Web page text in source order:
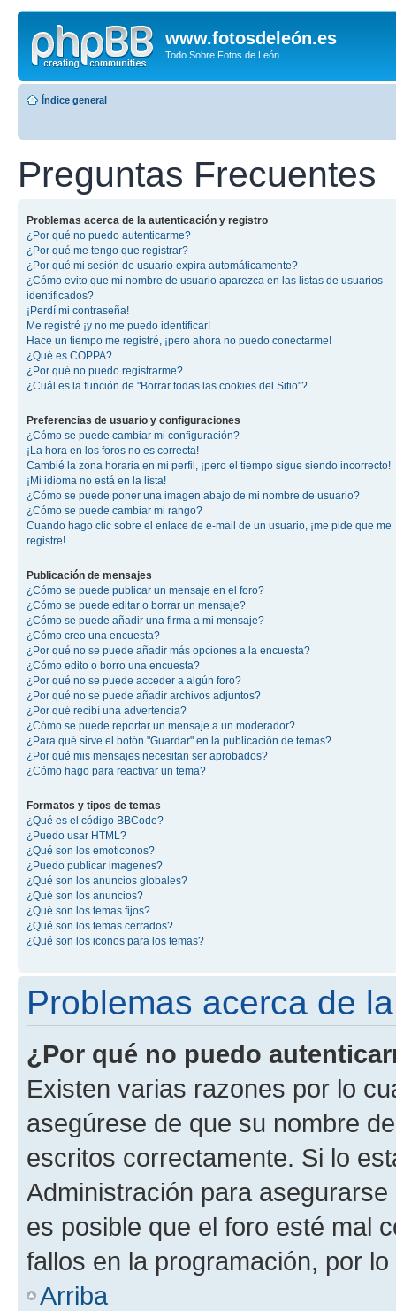
www.fotosdeleón.es
Todo Sobre Fotos de León
Índice general
Preguntas Frecuentes
Problemas acerca de la autenticación y registro
¿Por qué no puedo autenticarme?
¿Por qué me tengo que registrar?
¿Por qué mi sesión de usuario expira automáticamente?
¿Cómo evito que mi nombre de usuario aparezca en las listas de usuarios
identificados?
¡Perdí mi contraseña!
Me registré ¡y no me puedo identificar!
Hace un tiempo me registré, ¡pero ahora no puedo conectarme!
¿Qué es COPPA?
¿Por qué no puedo registrarme?
¿Cuál es la función de "Borrar todas las cookies del Sitio"?
Preferencias de usuario y configuraciones
¿Cómo se puede cambiar mi configuración?
¡La hora en los foros no es correcta!
Cambié la zona horaria en mi perfil, ¡pero el tiempo sigue siendo incorrecto!
¡Mi idioma no está en la lista!
¿Cómo se puede poner una imagen abajo de mi nombre de usuario?
¿Cómo se puede cambiar mi rango?
Cuando hago clic sobre el enlace de e-mail de un usuario, ¡me pide que me
registre!
Publicación de mensajes
¿Cómo se puede publicar un mensaje en el foro?
¿Cómo se puede editar o borrar un mensaje?
¿Cómo se puede añadir una firma a mi mensaje?
¿Cómo creo una encuesta?
¿Por qué no se puede añadir más opciones a la encuesta?
¿Cómo edito o borro una encuesta?
¿Por qué no se puede acceder a algún foro?
¿Por qué no se puede añadir archivos adjuntos?
¿Por qué recibí una advertencia?
¿Cómo se puede reportar un mensaje a un moderador?
¿Para qué sirve el botón "Guardar" en la publicación de temas?
¿Por qué mis mensajes necesitan ser aprobados?
¿Cómo hago para reactivar un tema?
Formatos y tipos de temas
¿Qué es el código BBCode?
¿Puedo usar HTML?
¿Qué son los emoticonos?
¿Puedo publicar imagenes?
¿Qué son los anuncios globales?
¿Qué son los anuncios?
¿Qué son los temas fijos?
¿Qué son los temas cerrados?
¿Qué son los iconos para los temas?
Problemas acerca de
¿Por qué no puedo
Existen varias razones por lo
asegúrese de que su nombre
escritos correctamente. Si lo
Administración para
es posible que el foro esté mal
fallos en la programación, por
Arriba